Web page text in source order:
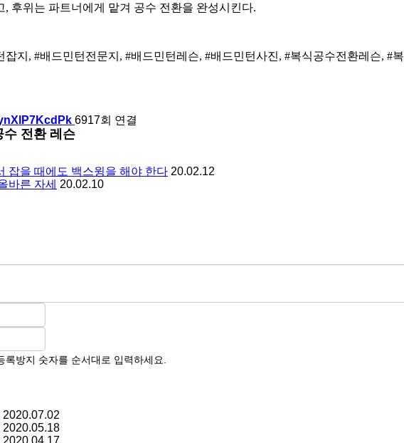
후위는 파트너에게 맡겨 공수 전환을 완성시킨다.
지, #배드민턴전문지, #배드민턴레슨, #배드민턴사진, #복식공수전환레슨, #
6917회 연결
전환 레슨
잡을 때에도 백스윙을 해야 한다 20.02.12
바른 자세 20.02.10
록방지 숫자를 순서대로 입력하세요.
2020.07.02
2020.05.18
2020.04.17